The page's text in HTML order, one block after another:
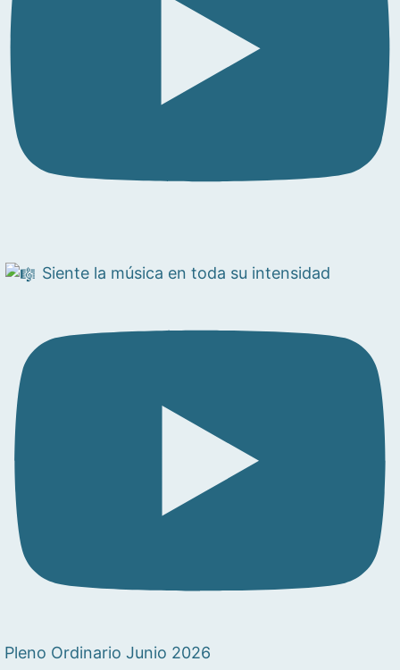
Siente la música en toda su intensidad
Pleno Ordinario Junio 2026